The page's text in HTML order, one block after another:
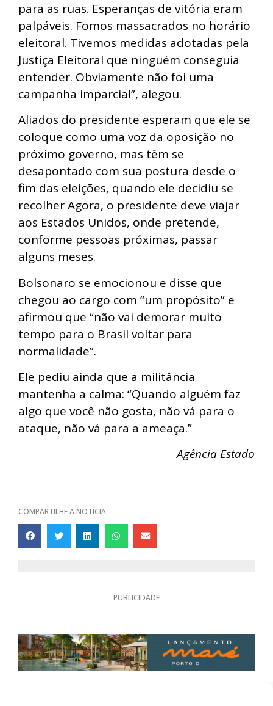
para as ruas. Esperanças de vitória eram
palpáveis. Fomos massacrados no horário
eleitoral. Tivemos medidas adotadas pela
Justiça Eleitoral que ninguém conseguia
entender. Obviamente não foi uma
campanha imparcial”, alegou.
Aliados do presidente esperam que ele se
coloque como uma voz da oposição no
próximo governo, mas têm se
desapontado com sua postura desde o
fim das eleições, quando ele decidiu se
recolher Agora, o presidente deve viajar
aos Estados Unidos, onde pretende,
conforme pessoas próximas, passar
alguns meses.
Bolsonaro se emocionou e disse que
chegou ao cargo com “um propósito” e
afirmou que “não vai demorar muito
tempo para o Brasil voltar para
normalidade”.
Ele pediu ainda que a militância
mantenha a calma: “Quando alguém faz
algo que você não gosta, não vá para o
ataque, não vá para a ameaça.”
Agência Estado
COMPARTILHE A NOTÍCIA
PUBLICIDADE